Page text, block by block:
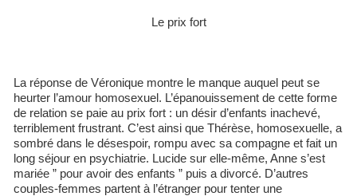
Le prix fort
La réponse de Véronique montre le manque auquel peut se
heurter l’amour homosexuel. L’épanouissement de cette forme
de relation se paie au prix fort : un désir d’enfants inachevé,
terriblement frustrant. C’est ainsi que Thérèse, homosexuelle, a
sombré dans le désespoir, rompu avec sa compagne et fait un
long séjour en psychiatrie. Lucide sur elle-même, Anne s’est
mariée ” pour avoir des enfants ” puis a divorcé. D’autres
couples-femmes partent à l’étranger pour tenter une